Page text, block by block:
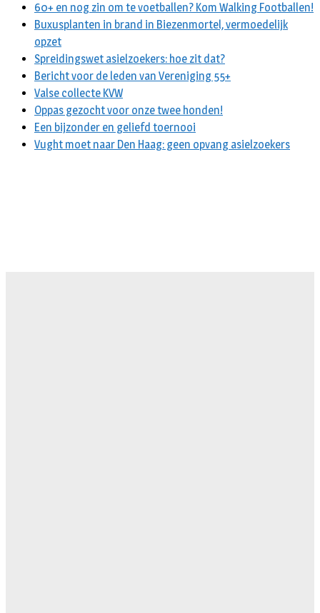
60+ en nog zin om te voetballen? Kom Walking Footballen!
Buxusplanten in brand in Biezenmortel, vermoedelijk
opzet
Spreidingswet asielzoekers: hoe zit dat?
Bericht voor de leden van Vereniging 55+
Valse collecte KVW
Oppas gezocht voor onze twee honden!
Een bijzonder en geliefd toernooi
Vught moet naar Den Haag: geen opvang asielzoekers